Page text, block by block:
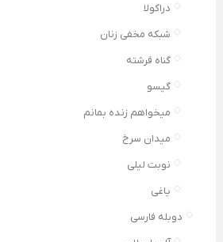
دراکولا
شبکه مخفی زنان
گناه فرشته
گیسو
میخواهم زنده بمانم
میدان سرخ
نوبت لیلی
یاغی
دوبله فارسی